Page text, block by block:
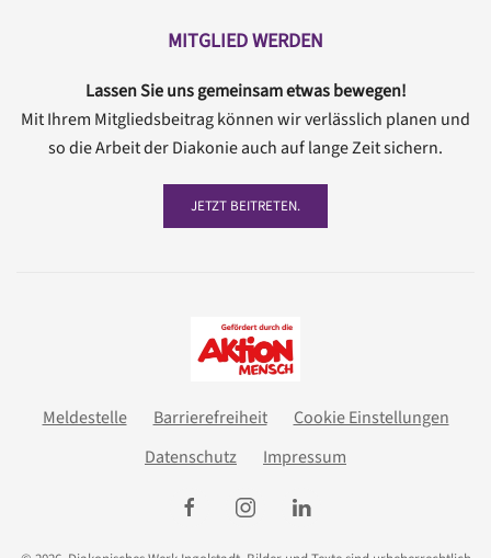
MITGLIED WERDEN
Lassen Sie uns gemeinsam etwas bewegen!
Mit Ihrem Mitgliedsbeitrag können wir verlässlich planen und
so die Arbeit der Diakonie auch auf lange Zeit sichern.
JETZT BEITRETEN.
Meldestelle Barrierefreiheit
Cookie Einstellungen
Datenschutz
Impressum